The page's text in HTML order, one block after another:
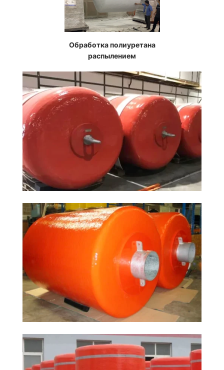
Обработка полиуретана
распылением